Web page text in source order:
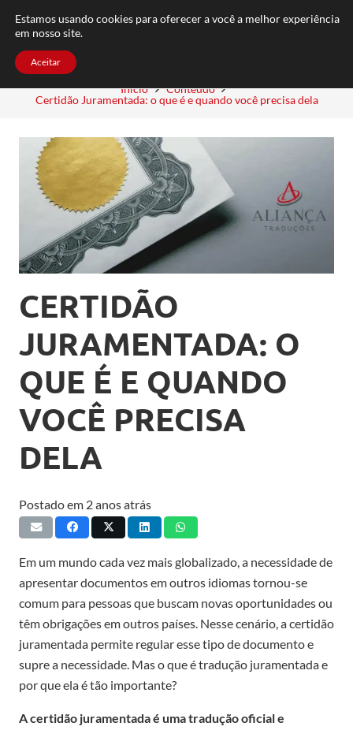
FAQ TRABALHE CONOSCO CONTATO
Início
Conteúdo
Certidão Juramentada: o que é e quando você precisa dela
CERTIDÃO
JURAMENTADA: O
QUE É E QUANDO
VOCÊ PRECISA
DELA
Postado em 2 anos atrás
Em um mundo cada vez mais globalizado, a necessidade de
apresentar documentos em outros idiomas tornou-se
comum para pessoas que buscam novas oportunidades ou
têm obrigações em outros países. Nesse cenário, a certidão
juramentada permite regular esse tipo de documento e
supre a necessidade. Mas o que é tradução juramentada e
por que ela é tão importante?
A certidão juramentada é uma tradução oficial e
Estamos usando cookies para oferecer a você a melhor experiência
em nosso site.
Aceitar